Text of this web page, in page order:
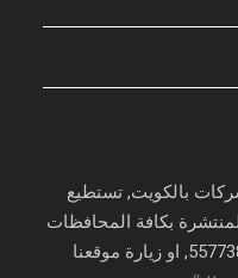
بالكويت, تستطيع
بكافة المحافظات
من خلال الاتصال على الرقم 55773800, او زيارة موقعنا